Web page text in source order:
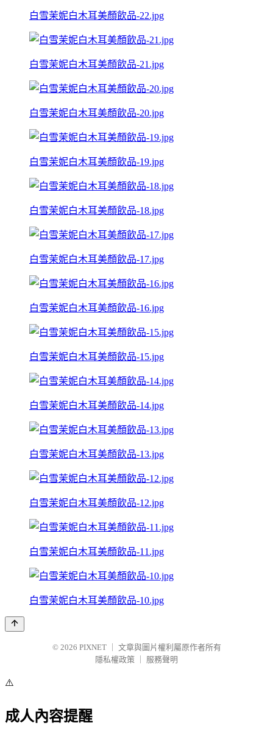
白雪茉妮白木耳美顏飲品-22.jpg
白雪茉妮白木耳美顏飲品-21.jpg
白雪茉妮白木耳美顏飲品-20.jpg
白雪茉妮白木耳美顏飲品-19.jpg
白雪茉妮白木耳美顏飲品-18.jpg
白雪茉妮白木耳美顏飲品-17.jpg
白雪茉妮白木耳美顏飲品-16.jpg
白雪茉妮白木耳美顏飲品-15.jpg
白雪茉妮白木耳美顏飲品-14.jpg
白雪茉妮白木耳美顏飲品-13.jpg
白雪茉妮白木耳美顏飲品-12.jpg
白雪茉妮白木耳美顏飲品-11.jpg
白雪茉妮白木耳美顏飲品-10.jpg
© 2026 PIXNET
文章與圖片權利屬原作者所有
隱私權政策
服務聲明
⚠️
成人內容提醒